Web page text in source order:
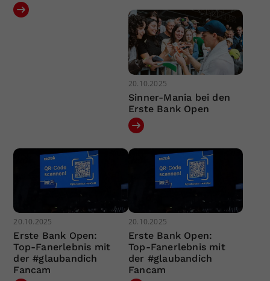
20.10.2025
Sinner-Mania bei den
Erste Bank Open
20.10.2025
Erste Bank Open:
Top-Fanerlebnis mit
der #glaubandich
Fancam
20.10.2025
Erste Bank Open:
Top-Fanerlebnis mit
der #glaubandich
Fancam